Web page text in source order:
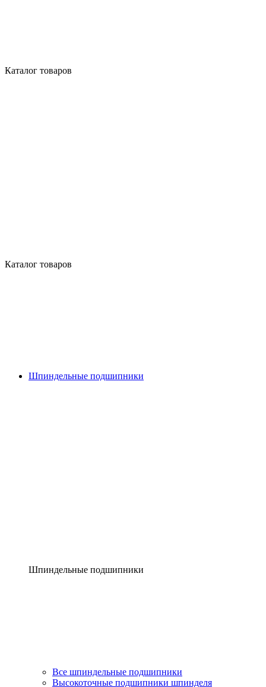
Каталог товаров
Каталог товаров
Шпиндельные подшипники
Шпиндельные подшипники
Все шпиндельные подшипники
Высокоточные подшипники шпинделя